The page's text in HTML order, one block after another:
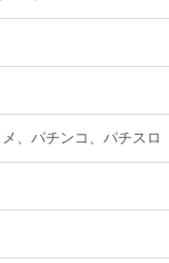
、パチンコ、パチスロ